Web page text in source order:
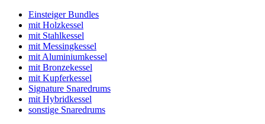
Einsteiger Bundles
mit Holzkessel
mit Stahlkessel
mit Messingkessel
mit Aluminiumkessel
mit Bronzekessel
mit Kupferkessel
Signature Snaredrums
mit Hybridkessel
sonstige Snaredrums